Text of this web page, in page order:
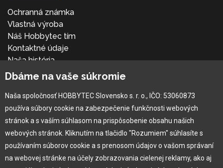
Ochranná známka
Vlastná výroba
Náš Hobbytec tím
Kontaktné údaje
Naša história
Kariéra
Pre zákazníka
Garancia najlepšej ceny
Užívateľský manuál
Obchodné podmienky
Dbáme na vaše súkromie
Naša spoločnosť HOBBYTEC Slovensko s. r. o., IČO: 53060873
používa súbory cookie na zabezpečenie funkčnosti webových
stránok a s vaším súhlasom na prispôsobenie obsahu našich
webových stránok. Kliknutím na tlačidlo "Rozumiem" súhlasíte s
používaním súborov cookie a s prenosom údajov o vašom správaní
na webovej stránke na účely zobrazovania cielenej reklamy, ako aj